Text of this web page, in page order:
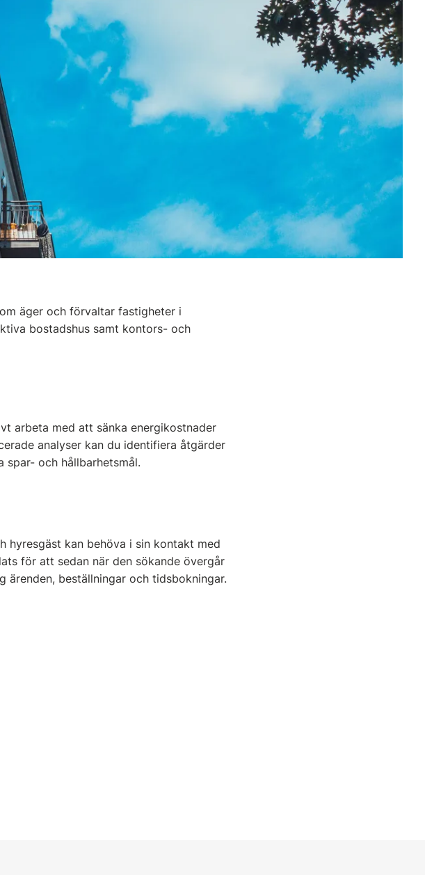
äger och förvaltar fastigheter i
bostadshus samt kontors- och
arbeta med att sänka energikostnader
analyser kan du identifiera åtgärder
och hållbarhetsmål.
hyresgäst kan behöva i sin kontakt med
för att sedan när den sökande övergår
beställningar och tidsbokningar.